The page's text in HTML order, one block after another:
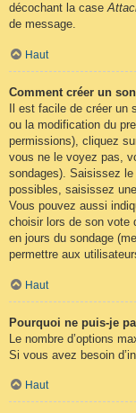
décochant la case
de message.
Haut
Comment créer un
Il est facile de créer un
ou la modification du
permissions), cliquez
vous ne le voyez pas,
sondages). Saisissez
possibles, saisissez
Vous pouvez aussi
choisir lors de son vote
en jours du sondage
permettre aux
Haut
Pourquoi ne puis-je
Le nombre d’options
Si vous avez besoin
Haut